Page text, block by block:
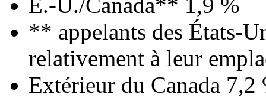
** appelants des États-
relativement à leur
Extérieur du Canada 7,2